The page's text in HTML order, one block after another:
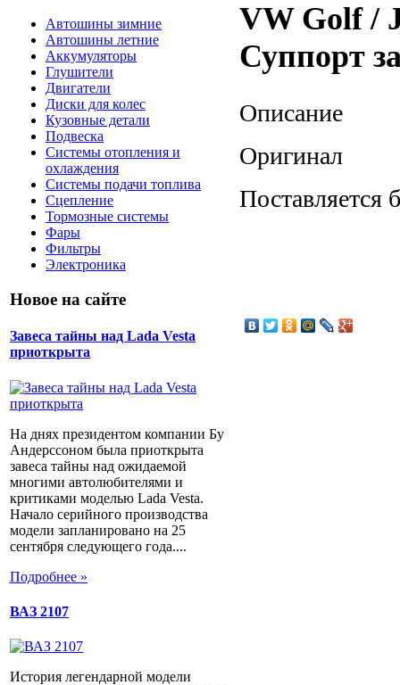
Автошины зимние
Автошины летние
Аккумуляторы
Глушители
Двигатели
Диски для колес
Кузовные детали
Подвеска
Системы отопления и
охлаждения
Системы подачи топлива
Сцепление
Тормозные системы
Фары
Фильтры
Электроника
Новое на сайте
Завеса тайны над Lada Vesta
приоткрыта
На днях президентом компании Бу
Андерссоном была приоткрыта
завеса тайны над ожидаемой
многими автолюбителями и
критиками моделью Lada Vesta.
Начало серийного производства
модели запланировано на 25
сентября следующего года....
Подробнее »
ВАЗ 2107
История легендарной модели
VW Golf /
Суппорт
Описание
Оригинал
Поставляется